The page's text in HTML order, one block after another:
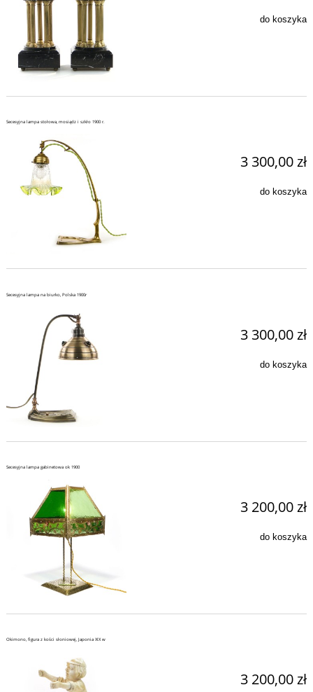
do koszyka
Secesyjna lampa stołowa, mosiądz i szkło 1900 r.
3 300,00 zł
do koszyka
Secesyjna lampa na biurko, Polska 1900r
3 300,00 zł
do koszyka
Secesyjna lampa gabinetowa ok 1900
3 200,00 zł
do koszyka
Okimono, figura z kości słoniowej, Japonia XIX w
3 200,00 zł